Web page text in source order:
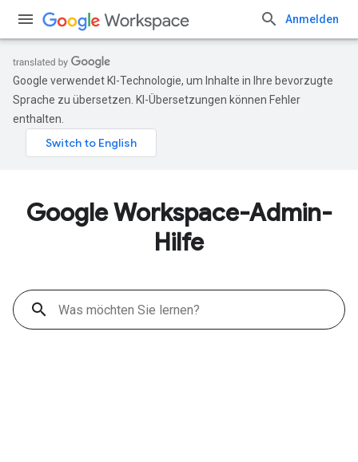
Anmelden
Google verwendet KI-Technologie, um Inhalte in Ihre bevorzugte
Sprache zu übersetzen. KI-Übersetzungen können Fehler
enthalten.
Google Workspace-Admin-
Hilfe
search